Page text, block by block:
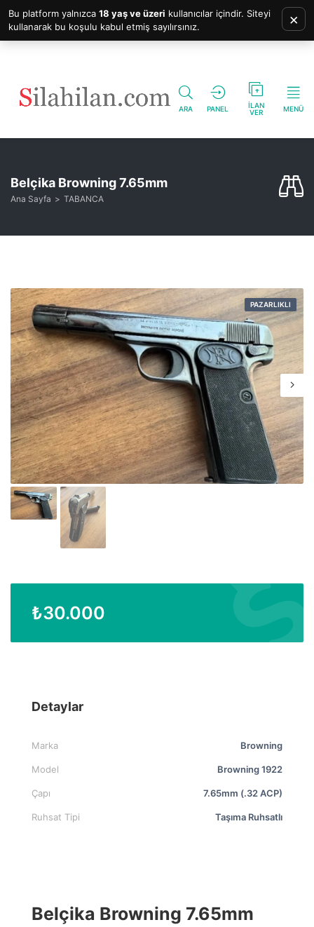
ARA PANEL
İLAN
VER
MENÜ
Belçika Browning 7.65mm
Ana Sayfa TABANCA
PAZARLIKLI
₺30.000
Detaylar
Marka Browning
Model Browning 1922
Çapı 7.65mm (.32 ACP)
Ruhsat Tipi Taşıma Ruhsatlı
Belçika Browning 7.65mm
Bu platform yalnızca 18 yaş ve üzeri kullanıcılar içindir. Siteyi
kullanarak bu koşulu kabul etmiş sayılırsınız.
×